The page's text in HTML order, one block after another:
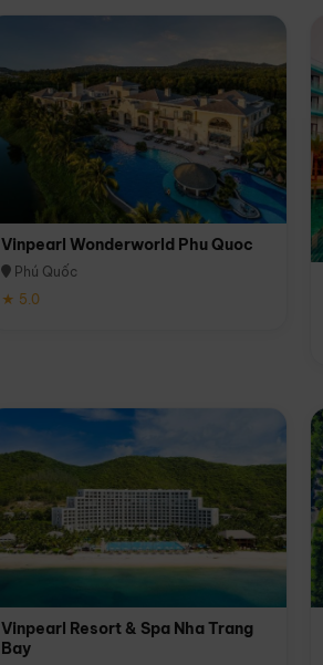
Vinpearl Wonderworld Phu Quoc
Phú Quốc
★ 5.0
Vinpearl Resort & Spa Nha Trang
Bay